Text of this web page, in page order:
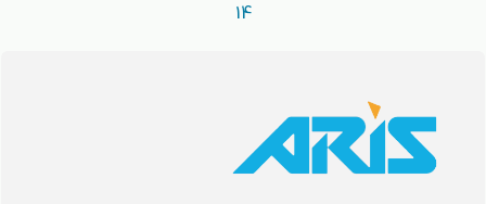
14